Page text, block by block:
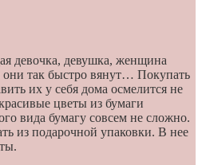
девочка, девушка, женщина
так быстро вянут… Покупать
их у себя дома осмелится не
цветы из бумаги
вида бумагу совсем не сложно.
из подарочной упаковки. В нее